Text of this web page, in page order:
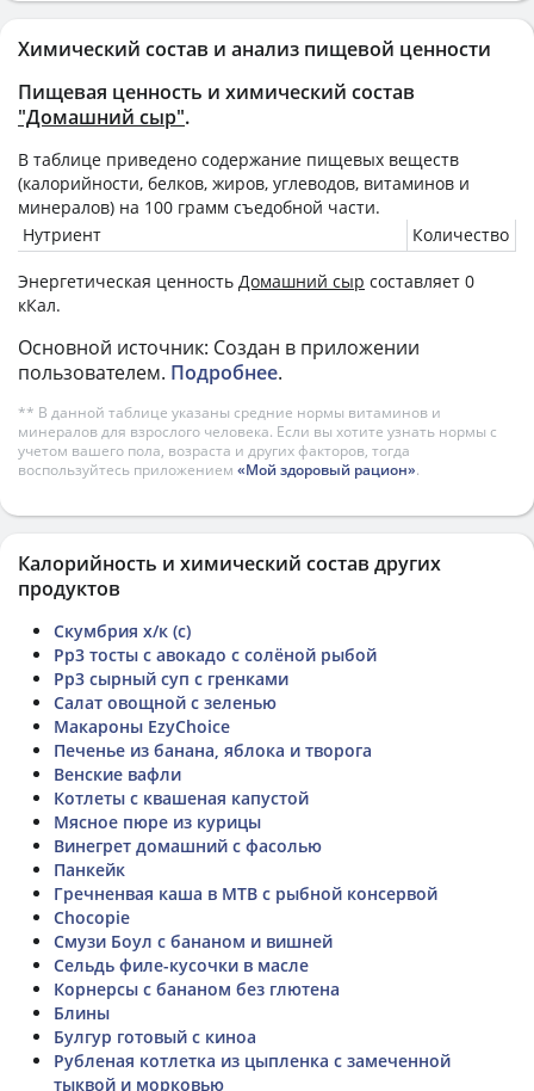
Химический состав и анализ пищевой ценности
Пищевая ценность и химический состав
"Домашний сыр".
В таблице приведено содержание пищевых веществ
(калорийности, белков, жиров, углеводов, витаминов и
минералов) на 100 грамм съедобной части.
Нутриент
Количество
Энергетическая ценность Домашний сыр составляет 0
кКал.
Основной источник: Создан в приложении
пользователем. Подробнее.
** В данной таблице указаны средние нормы витаминов и
минералов для взрослого человека. Если вы хотите узнать нормы с
учетом вашего пола, возраста и других факторов, тогда
воспользуйтесь приложением «Мой здоровый рацион».
Калорийность и химический состав других
продуктов
Скумбрия х/к (с)
Рр3 тосты с авокадо с солёной рыбой
Рр3 сырный суп с гренками
Салат овощной с зеленью
Макароны EzyChoice
Печенье из банана, яблока и творога
Венские вафли
Котлеты с квашеная капустой
Мясное пюре из курицы
Винегрет домашний с фасолью
Панкейк
Гречненвая каша в МТВ с рыбной консервой
Chocopie
Смузи Боул с бананом и вишней
Сельдь филе-кусочки в масле
Корнерсы с бананом без глютена
Блины
Булгур готовый с киноа
Рубленая котлетка из цыпленка с замеченной
тыквой и морковью